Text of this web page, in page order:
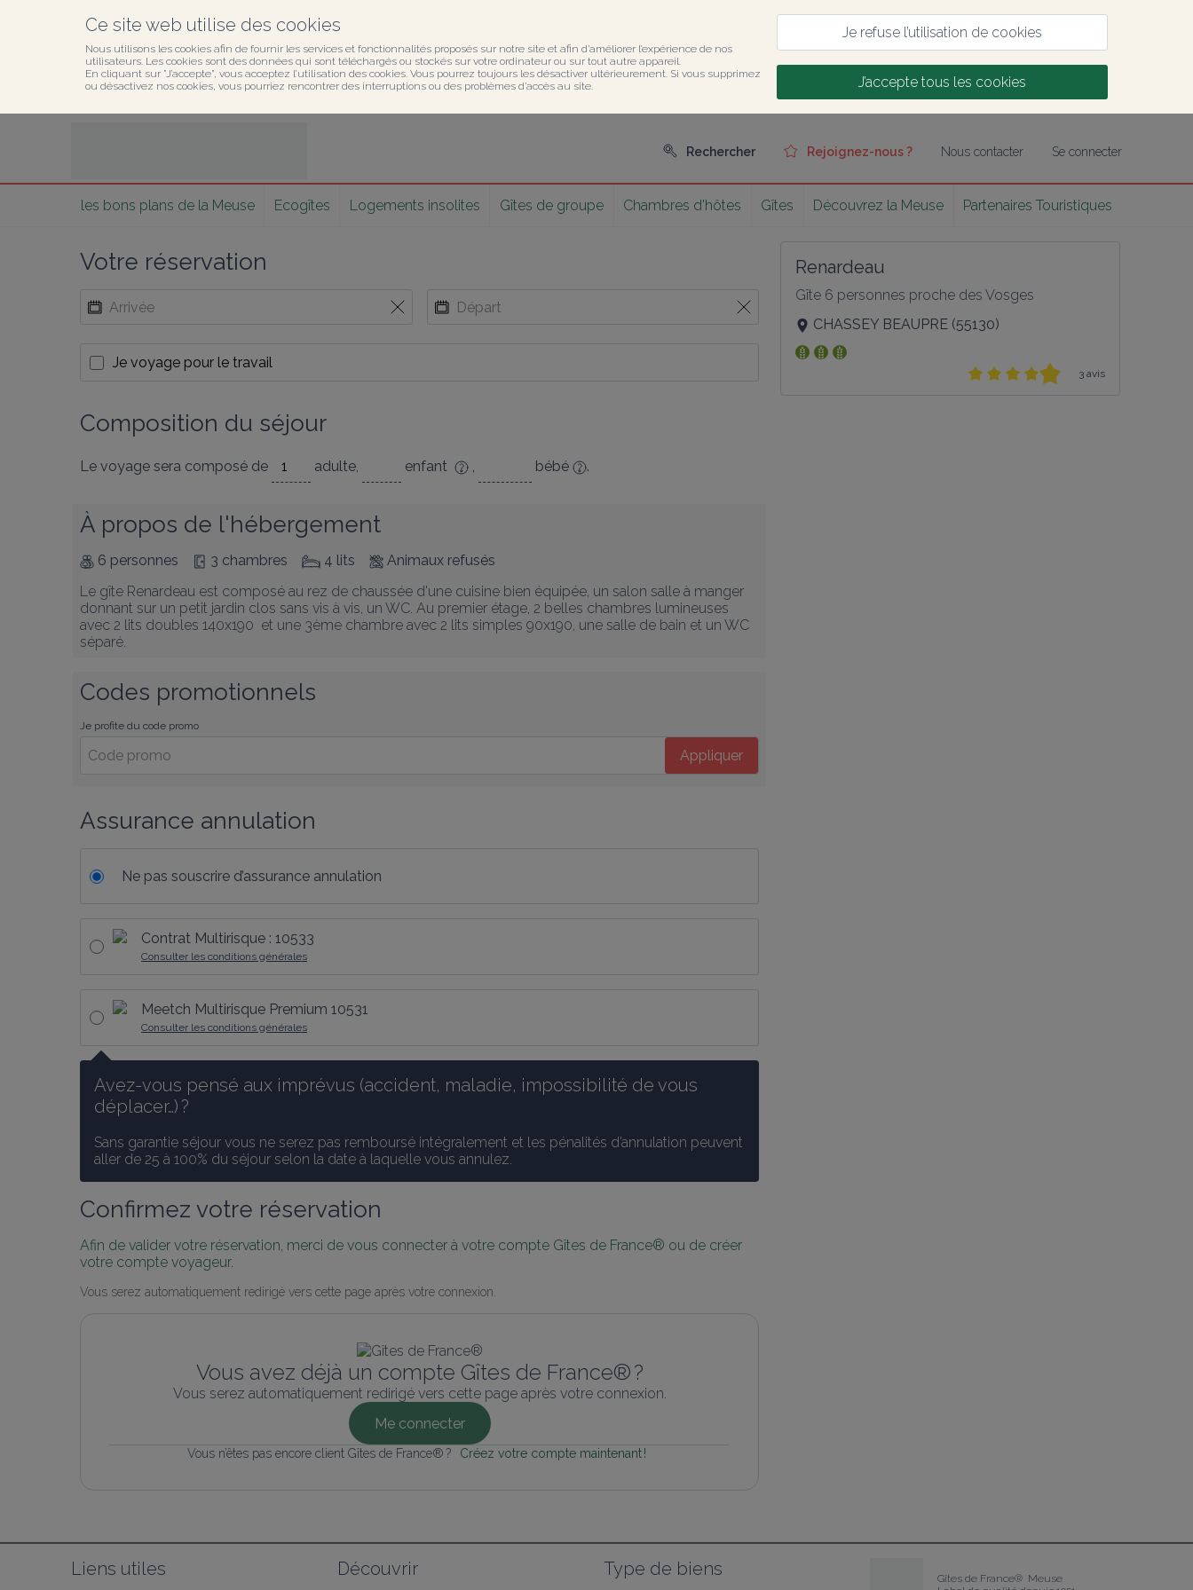
Ce site web utilise des cookies
Nous utilisons les cookies afin de fournir les services et fonctionnalités proposés sur notre site et afin d’améliorer l’expérience de nos
utilisateurs. Les cookies sont des données qui sont téléchargés ou stockés sur votre ordinateur ou sur tout autre appareil.
En cliquant sur ”J’accepte”, vous acceptez l’utilisation des cookies. Vous pourrez toujours les désactiver ultérieurement. Si vous supprimez
ou désactivez nos cookies, vous pourriez rencontrer des interruptions ou des problèmes d’accès au site.
Je refuse l’utilisation de cookies
J’accepte tous les cookies
Rechercher Rejoignez-nous ? Nous contacter Se connecter
les bons plans de la Meuse Ecogîtes Logements insolites Gîtes de groupe Chambres d'hôtes Gîtes Découvrez la Meuse Partenaires Touristiques
Votre réservation
Je voyage pour le travail
Composition du séjour
Le voyage sera composé de adulte, enfant , bébé .
À propos de l'hébergement
6 personnes 3 chambres 4 lits
Animaux refusés
Le gîte Renardeau est composé au rez de chaussée d'une cuisine bien équipée, un salon salle à manger
donnant sur un petit jardin clos sans vis à vis, un WC. Au premier étage, 2 belles chambres lumineuses
avec 2 lits doubles 140x190  et une 3ème chambre avec 2 lits simples 90x190, une salle de bain et un WC
séparé.
Codes promotionnels
Je profite du code promo
Appliquer
Assurance annulation
Ne pas souscrire d’assurance annulation
Contrat Multirisque : 10533
Consulter les conditions générales
Meetch Multirisque Premium 10531
Consulter les conditions générales
Avez-vous pensé aux imprévus (accident, maladie, impossibilité de vous
déplacer…) ?
Sans garantie séjour vous ne serez pas remboursé intégralement et les pénalités d’annulation peuvent
aller de 25 à 100% du séjour selon la date à laquelle vous annulez.
Confirmez votre réservation
Afin de valider votre réservation, merci de vous connecter à votre compte Gîtes de France® ou de créer
votre compte voyageur.
Vous serez automatiquement redirigé vers cette page après votre connexion.
Vous avez déjà un compte Gîtes de France® ?
Vous serez automatiquement redirigé vers cette page après votre connexion.
Me connecter
Vous n’êtes pas encore client Gîtes de France® ? Créez votre compte maintenant !
Renardeau
Gîte 6 personnes proche des Vosges
CHASSEY BEAUPRE (55130)
3 avis
Liens utiles Découvrir Type de biens
Gîtes de France®  Meuse